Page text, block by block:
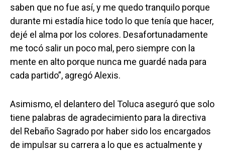
saben que no fue así, y me quedo tranquilo porque
durante mi estadía hice todo lo que tenía que hacer,
dejé el alma por los colores. Desafortunadamente
me tocó salir un poco mal, pero siempre con la
mente en alto porque nunca me guardé nada para
cada partido”, agregó Alexis.
Asimismo, el delantero del Toluca aseguró que solo
tiene palabras de agradecimiento para la directiva
del Rebaño Sagrado por haber sido los encargados
de impulsar su carrera a lo que es actualmente y